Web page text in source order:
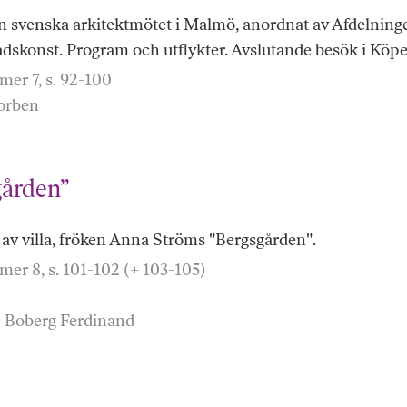
svenska arkitektmötet i Malmö, anordnat av
Program och utflykter. Avslutande besök i
7, s. 92-100
villa, fröken Anna Ströms "Bergsgården".
8, s. 101-102 (+ 103-105)
Ferdinand